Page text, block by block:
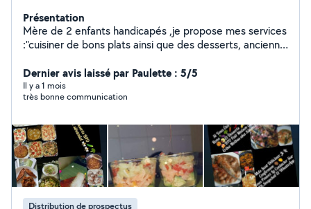
Présentation
Mère de 2 enfants handicapés ,je propose mes services
:"cuisiner de bons plats ainsi que des desserts, ancienne
âgées et tout ce qui concerne leur environnement),
l'hygiène très important pour moi,
dynamique,souriante.Maitre d'hôtel, vendeuse,
courses, vous emmener pour toutes démarches.
Dernier avis laissé par Paulette : 5/5
Il y a 1 mois
très bonne communication
Distribution de prospectus